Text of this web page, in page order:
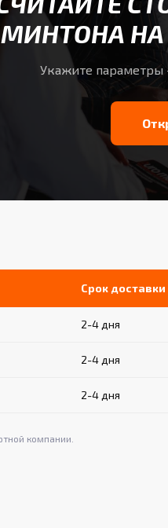
НА
Укажите параметры
Срок доставки
2-4 дня
2-4 дня
2-4 дня
компании.